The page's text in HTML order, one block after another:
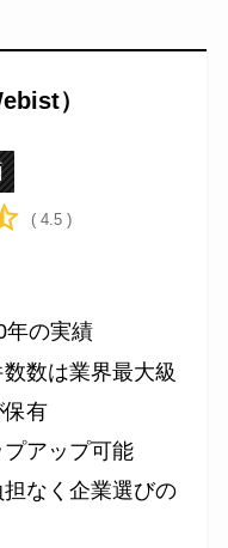
）
( 4.5 )
年の実績
数は業界最大級
保有
アップ可能
なく企業選びの